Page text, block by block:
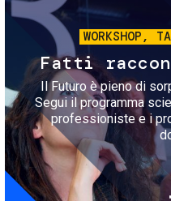
WORKSHOP,
Fatti
Il Futuro è pieno di
Segui il programma
professioniste e i